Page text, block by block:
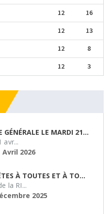
12 16
12 13
12 8
12 3
ASSEMBLÉE GÉNÉRALE LE MARDI 21/04/26
avr...
2026
BONNES FÊTES À TOUTES ET À TOUS !
la RI...
2025